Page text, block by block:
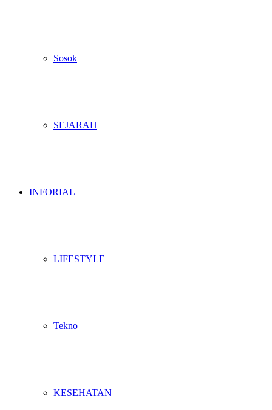
Sosok
SEJARAH
INFORIAL
LIFESTYLE
Tekno
KESEHATAN